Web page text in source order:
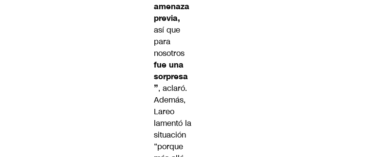
amenaza
previa,
así que
para
nosotros
fue una
sorpresa
”, aclaró.
Además,
Lareo
lamentó la
situación
“porque